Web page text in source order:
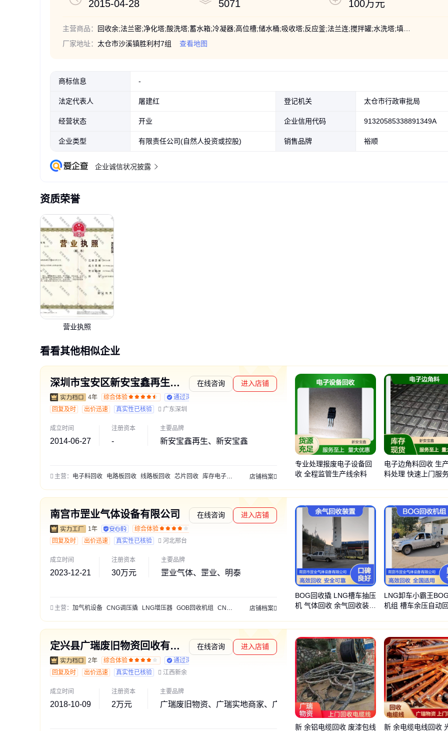
2015-04-28 5071 100万元
主营商品：
厂家地址： 太仓市沙溪镇胜利村7组 查看地图
商标信息 -
法定代表人 屠建红 登记机关 太仓市行政审批局
经营状态 开业 企业信用代码 91320585338891349A
企业类型 有限责任公司(自然人投资或控股) 销售品牌 裕顺
企业诚信状况披露
资质荣誉
营业执照
看看其他相似企业
深圳市宝安区新安宝鑫再生资源回收站
4年 综合体验 通过深度核验
在线咨询 进入店铺
回复及时 出价迅速 真实性已核验 广东深圳
成立时间
2014-06-27
注册资本
-
主要品牌
新安宝鑫再生、新安宝鑫
主营： 电子料回收 电路板回收 线路板回收 芯片回收 库存电子产品回收 电子回收 电子产品回收 电子元器件回收 电子设备回收 电脑回收 笔
店铺档案
专业处理报废电子设备回
收 全程监管生产线余料
电子边角料回收 生
料处理 快速上门服
南宫市罡业气体设备有限公司
1年 综合体验
在线咨询 进入店铺
回复及时 出价迅速 真实性已核验 河北邢台
成立时间
2023-12-21
注册资本
30万元
主要品牌
罡业气体、罡业、明泰
主营： 加气机设备 CNG调压撬 LNG增压器 GOB回收机组 CNG减压撬 气化站设备 增压撬 LNG加气站配件 气化器 拉断阀 气化设备 真空管
店铺档案
BOG回收撬 LNG槽车抽压
机 气体回收 余气回收装置
LNG卸车小霸王
机组 槽车余压自动回
定兴县广瑞废旧物资回收有限公司
2年 综合体验 通过深度核验
在线咨询 进入店铺
回复及时 出价迅速 真实性已核验 江西新余
成立时间
2018-10-09
注册资本
2万元
主要品牌
广瑞废旧物资、广瑞实地商家、广瑞正规厂商
新 余铝电缆回收 废漆包线 新 余电缆电线回收